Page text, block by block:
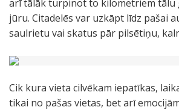
arī tālāk turpinot to kilometriem tālu
jūru. Citadelēs var uzkāpt līdz pašai
saulrietu vai skatus pār pilsētiņu,
Cik kura vieta cilvēkam iepatīkas,
tikai no pašas vietas, bet arī